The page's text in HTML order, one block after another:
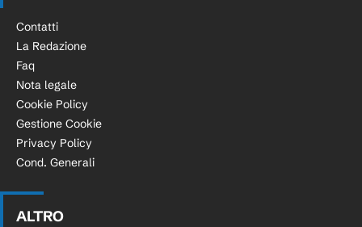
Contatti
La Redazione
Faq
Nota legale
Cookie Policy
Gestione Cookie
Privacy Policy
Cond. Generali
ALTRO